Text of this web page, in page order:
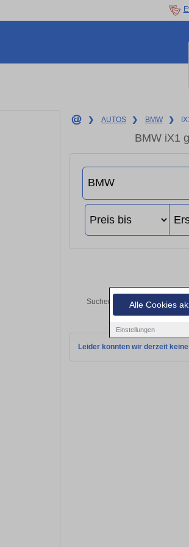
Alle Cookies
Einstellungen
❯ AUTOS ❯ BMW ❯
BMW iX1
Suchen Sie in Lippstadt
Leider konnten wir derzeit